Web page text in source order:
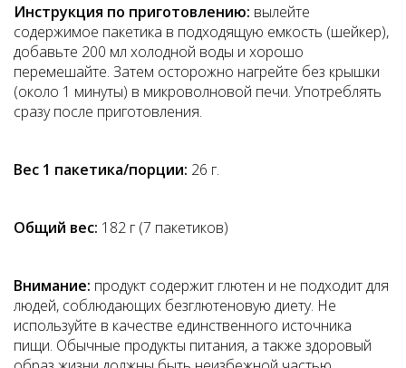
Инструкция по приготовлению: вылейте
содержимое пакетика в подходящую емкость (шейкер),
добавьте 200 мл холодной воды и хорошо
перемешайте. Затем осторожно нагрейте без крышки
(около 1 минуты) в микроволновой печи. Употреблять
сразу после приготовления.
Вес 1 пакетика/порции: 26 г.
Общий вес: 182 г (7 пакетиков)
Внимание: продукт содержит глютен и не подходит для
людей, соблюдающих безглютеновую диету. Не
используйте в качестве единственного источника
пищи. Обычные продукты питания, а также здоровый